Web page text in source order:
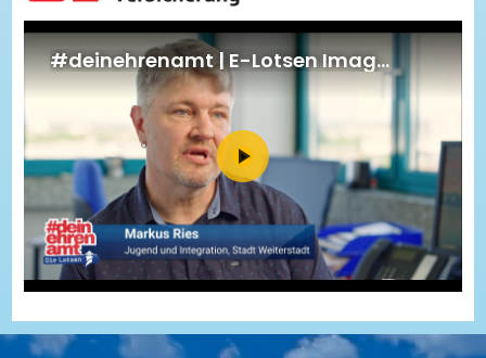
Energiepreiskrise und Ehrenamt
Flüchtlingshilfe + Integration
Generationsübergreifend aktiv
Patenschaftsprojekte
Qualifizierung & Fortbildung
Stiftungen
Vereine, Spenden, Steuern - Gut zu Wissen
Versicherungsschutz
Wissenswertes rund um dein Ehrenamt
Zahlen, Daten, Fakten aus Hessen
Service
Suche
Downloads
Kontakt
Impressum
Barriere melden